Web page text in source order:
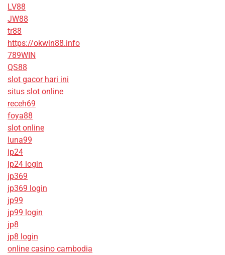
LV88
JW88
tr88
https://okwin88.info
789WIN
QS88
slot gacor hari ini
situs slot online
receh69
foya88
slot online
luna99
jp24
jp24 login
jp369
jp369 login
jp99
jp99 login
jp8
jp8 login
online casino cambodia